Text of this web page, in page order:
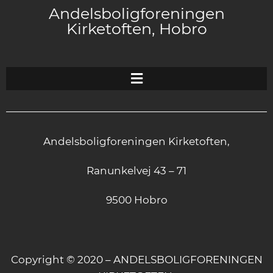
Andelsboligforeningen
Kirketoften, Hobro
Andelsboligforeningen Kirketoften,
Ranunkelvej 43 – 71
9500 Hobro
Copyright © 2020 – ANDELSBOLIGFORENINGEN